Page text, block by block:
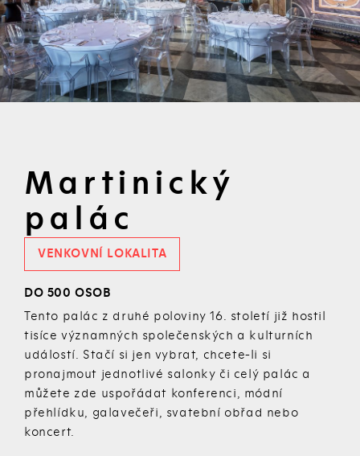
Martinický
palác
VENKOVNÍ LOKALITA
DO 500 OSOB
Tento palác z druhé poloviny 16. století již hostil
tisíce významných společenských a kulturních
událostí. Stačí si jen vybrat, chcete-li si
pronajmout jednotlivé salonky či celý palác a
můžete zde uspořádat konferenci, módní
přehlídku, galavečeři, svatební obřad nebo
koncert.